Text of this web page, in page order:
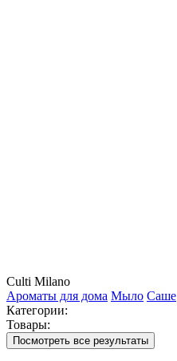
Culti Milano
Ароматы для дома Мыло Саше
Категории:
Товары:
Посмотреть все результаты